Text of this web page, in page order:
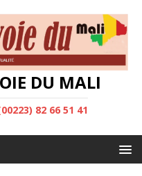
DU MALI
82 66 51 41